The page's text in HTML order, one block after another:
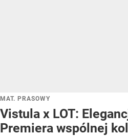
MAT. PRASOWY
Vistula x LOT:
Premiera wspólnej